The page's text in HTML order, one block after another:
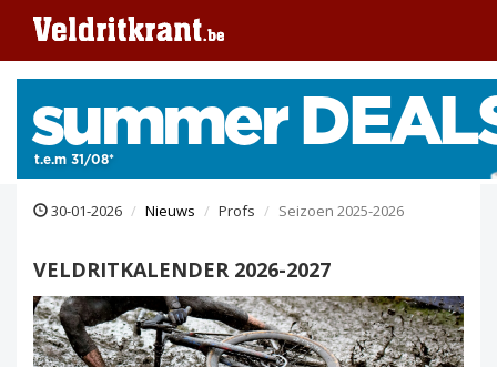
30-01-2026 Nieuws Profs Seizoen 2025-2026
VELDRITKALENDER 2026-2027